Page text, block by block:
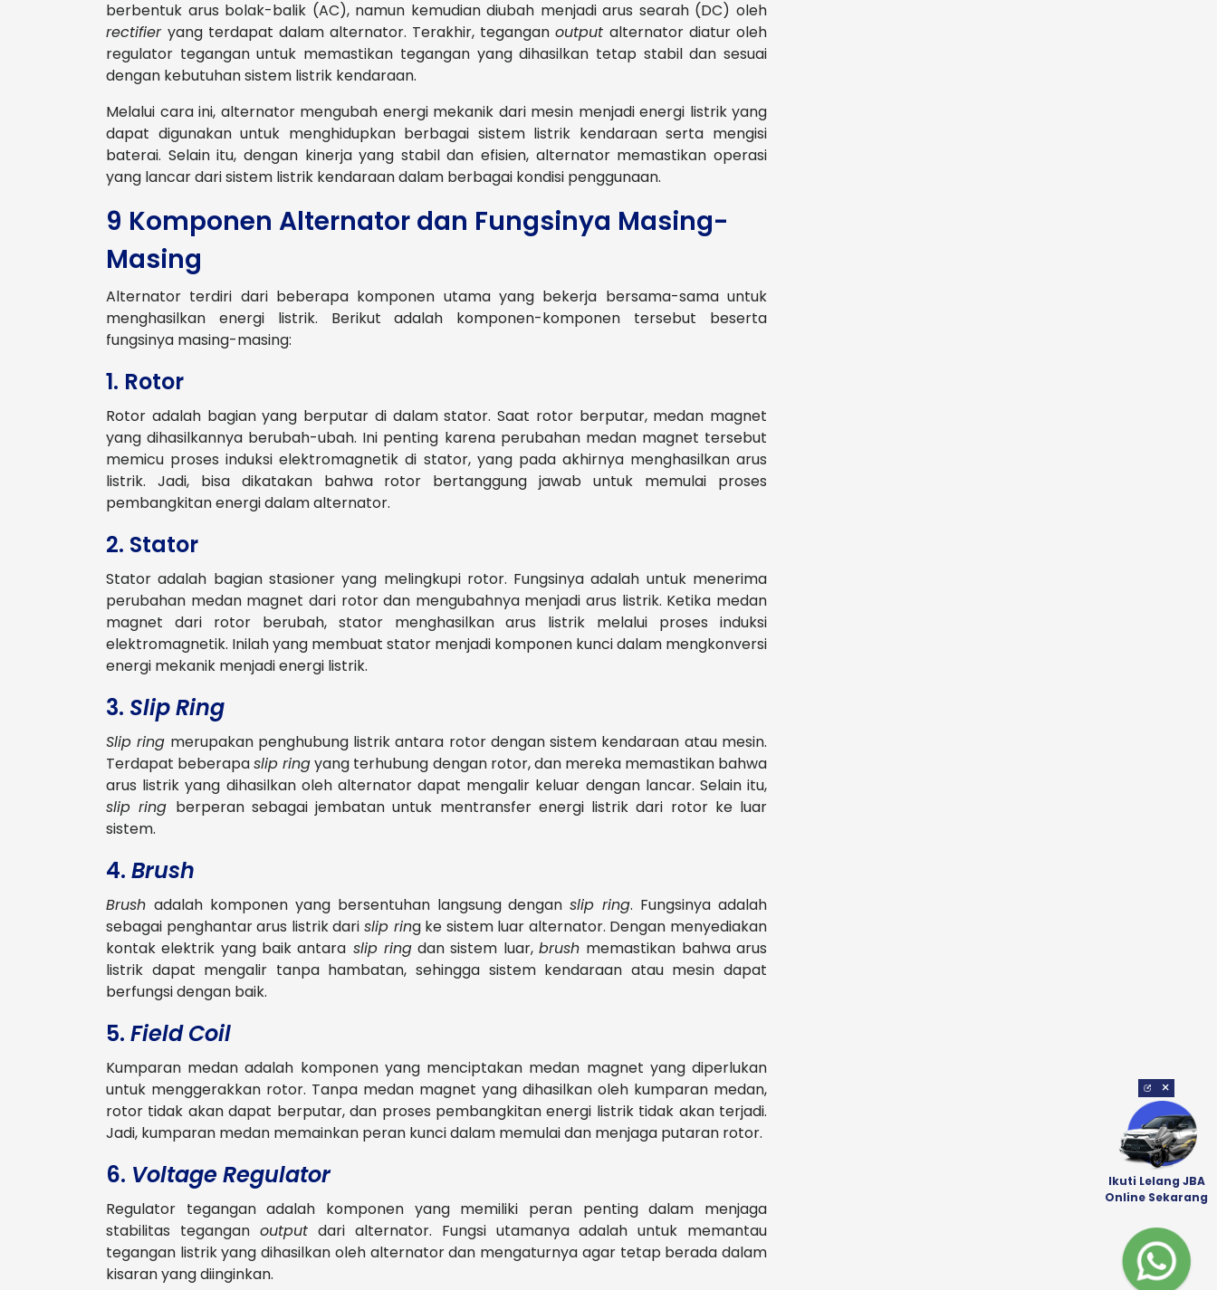
berbentuk arus bolak-balik (AC), namun kemudian diubah menjadi arus searah (DC) oleh
rectifier yang terdapat dalam alternator. Terakhir, tegangan output alternator diatur oleh
regulator tegangan untuk memastikan tegangan yang dihasilkan tetap stabil dan sesuai
dengan kebutuhan sistem listrik kendaraan.
Melalui cara ini, alternator mengubah energi mekanik dari mesin menjadi energi listrik yang
dapat digunakan untuk menghidupkan berbagai sistem listrik kendaraan serta mengisi
baterai. Selain itu, dengan kinerja yang stabil dan efisien, alternator memastikan operasi
yang lancar dari sistem listrik kendaraan dalam berbagai kondisi penggunaan.
9 Komponen Alternator dan Fungsinya Masing-
Masing
Alternator terdiri dari beberapa komponen utama yang bekerja bersama-sama untuk
menghasilkan energi listrik. Berikut adalah komponen-komponen tersebut beserta
fungsinya masing-masing:
1. Rotor
Rotor adalah bagian yang berputar di dalam stator. Saat rotor berputar, medan magnet
yang dihasilkannya berubah-ubah. Ini penting karena perubahan medan magnet tersebut
memicu proses induksi elektromagnetik di stator, yang pada akhirnya menghasilkan arus
listrik. Jadi, bisa dikatakan bahwa rotor bertanggung jawab untuk memulai proses
pembangkitan energi dalam alternator.
2. Stator
Stator adalah bagian stasioner yang melingkupi rotor. Fungsinya adalah untuk menerima
perubahan medan magnet dari rotor dan mengubahnya menjadi arus listrik. Ketika medan
magnet dari rotor berubah, stator menghasilkan arus listrik melalui proses induksi
elektromagnetik. Inilah yang membuat stator menjadi komponen kunci dalam mengkonversi
energi mekanik menjadi energi listrik.
3. Slip Ring
Slip ring merupakan penghubung listrik antara rotor dengan sistem kendaraan atau mesin.
Terdapat beberapaslip ringyang terhubung dengan rotor, dan mereka memastikan bahwa
arus listrik yang dihasilkan oleh alternator dapat mengalir keluar dengan lancar. Selain itu,
slip ring berperan sebagai jembatan untuk mentransfer energi listrik dari rotor ke luar
sistem.
4. Brush
Brush adalah komponen yang bersentuhan langsung denganslip ring. Fungsinya adalah
sebagai penghantar arus listrik dari slip ring ke sistem luar alternator. Dengan menyediakan
kontak elektrik yang baik antara slip ringdan sistem luar,brush memastikan bahwa arus
listrik dapat mengalir tanpa hambatan, sehingga sistem kendaraan atau mesin dapat
berfungsi dengan baik.
5. Field Coil
Kumparan medan adalah komponen yang menciptakan medan magnet yang diperlukan
untuk menggerakkan rotor. Tanpa medan magnet yang dihasilkan oleh kumparan medan,
rotor tidak akan dapat berputar, dan proses pembangkitan energi listrik tidak akan terjadi.
Jadi, kumparan medan memainkan peran kunci dalam memulai dan menjaga putaran rotor.
6. Voltage Regulator
Regulator tegangan adalah komponen yang memiliki peran penting dalam menjaga
stabilitas tegangan outputdari alternator. Fungsi utamanya adalah untuk memantau
tegangan listrik yang dihasilkan oleh alternator dan mengaturnya agar tetap berada dalam
kisaran yang diinginkan.
×
Ikuti Lelang JBA
Online Sekarang